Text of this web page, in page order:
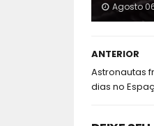
Agosto
ANTERIOR
Astronautas
dias no